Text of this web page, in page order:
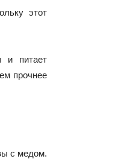
этот
и питает
прочнее
с медом.